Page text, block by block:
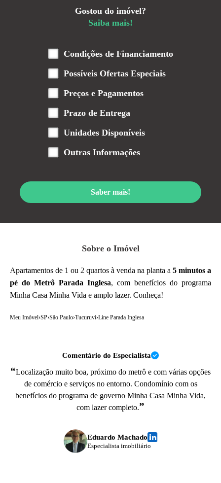
Sobre o Imóvel
Apartamentos de 1 ou 2 quartos à venda na planta a 5 minutos a
pé do Metrô Parada Inglesa, com benefícios do programa
Minha Casa Minha Vida e amplo lazer. Conheça!
Meu Imóvel›SP›São Paulo›Tucuruvi›Line Parada Inglesa
Gostou do imóvel?
Saiba mais!
Condições de Financiamento
Possíveis Ofertas Especiais
Preços e Pagamentos
Prazo de Entrega
Unidades Disponíveis
Outras Informações
Saber mais!
Comentário do Especialista
“Localização muito boa, próximo do metrô e com várias opções
de comércio e serviços no entorno. Condomínio com os
benefícios do programa de governo Minha Casa Minha Vida,
com lazer completo.”
Eduardo Machado
Especialista imobiliário